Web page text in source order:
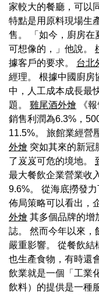
家較大的餐廳，可以
特點是用原料現場生
售。 「如今，廚房在
可想像的，」他說。
據客戶的要求。 台北
經理。 根據中國廚房
中，人工成本成長最
題。 雞尾酒外燴 《
銷售利潤為6.3%，
11.5%。 旅館業經營
外燴 突如其來的新冠
了岌岌可危的境地。
最大餐飲企業營業收
9.6%。 從海底撈發
佈局策略可以看出，
外燴 其多個品牌的增
誌。 然而今年以來，
嚴重影響。 從餐飲結
也生產食物，有時還
飲業就是一個「工業
飲料）的提供是一種